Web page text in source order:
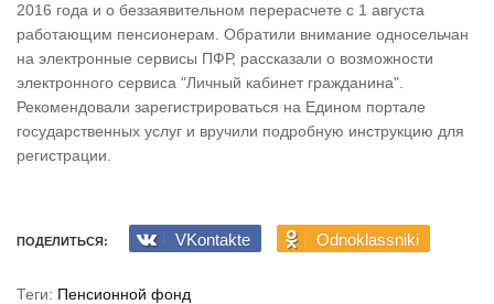
2016 года и о беззаявительном перерасчете с 1 августа
работающим пенсионерам. Обратили внимание односельчан
на электронные сервисы ПФР, рассказали о возможности
электронного сервиса "Личный кабинет гражданина".
Рекомендовали зарегистрироваться на Едином портале
государственных услуг и вручили подробную инструкцию для
регистрации.
ПОДЕЛИТЬСЯ: VKontakte Odnoklassniki
Теги: Пенсионной фонд